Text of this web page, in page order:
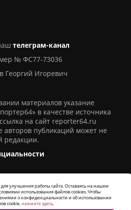
телеграм-канал
№ ФС77-73036
Георгий Игоревич
материалов указание
в качестве источника
на сайт reporter64.ru
публикаций может не
редакции.
. Все права защищены -
улучшения работы сайта. Оставаясь на нашем
использования файлов cookies. Чтобы
о конфиденциальности и об использовании
cookie,нажмите здесь.